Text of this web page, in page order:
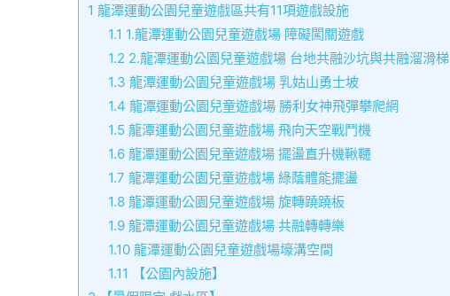
1 龍潭運動公園兒童遊戲區共有11項遊戲設施
1.1 1.龍潭運動公園兒童遊戲場 障礙闖關遊戲
1.2 2.龍潭運動公園兒童遊戲場 台地共融沙坑與共融溜滑梯
1.3 龍潭運動公園兒童遊戲場 乳姑山勇士坡
1.4 龍潭運動公園兒童遊戲場 勝利女神飛彈攀爬網
1.5龍潭運動公園兒童遊戲場 飛向天空戰鬥機
1.6龍潭運動公園兒童遊戲場 擺盪直升機鞦韆
1.7 龍潭運動公園兒童遊戲場 綠蔭體能擺盪
1.8龍潭運動公園兒童遊戲場 旋轉蹺蹺板
1.9龍潭運動公園兒童遊戲場 共融轉轉樂
1.10龍潭運動公園兒童遊戲場壕溝空間
1.11 【公園內設施】